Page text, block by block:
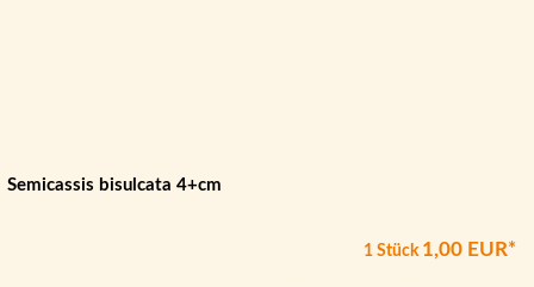
Semicassis bisulcata 4+cm
1 Stück 1,00 EUR*